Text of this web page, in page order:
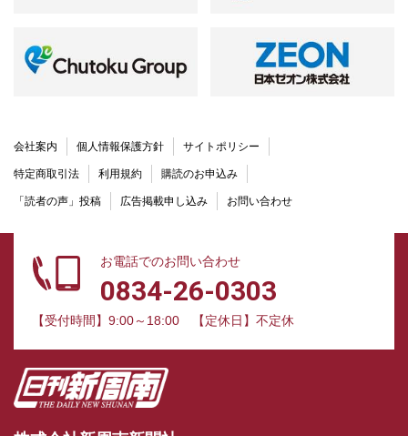
会社案内 個人情報保護方針 サイトポリシー
特定商取引法 利用規約 購読のお申込み
「読者の声」投稿 広告掲載申し込み お問い合わせ
お電話でのお問い合わせ
0834-26-0303
【受付時間】9:00～18:00 【定休日】不定休